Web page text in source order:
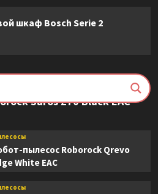
шкаф Bosch Serie 2
Saros Z70 Black EAC
пылесос Roborock Qrevo
White EAC